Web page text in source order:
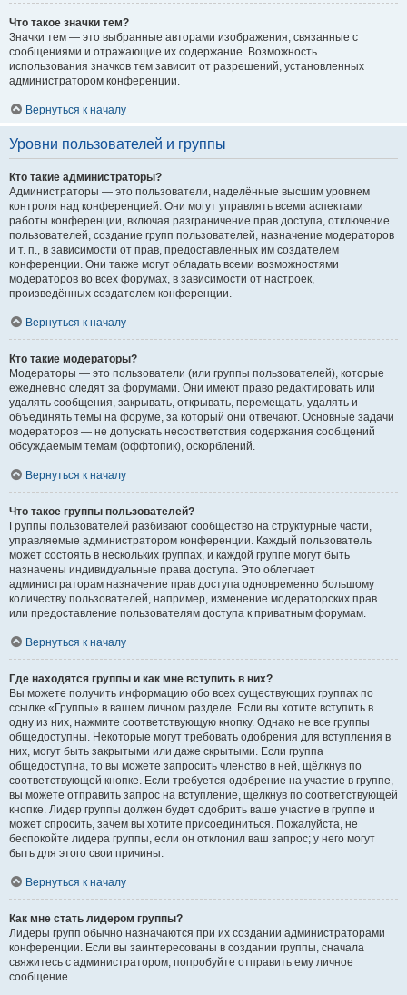
Что такое значки тем?
Значки тем — это выбранные авторами изображения, связанные с
сообщениями и отражающие их содержание. Возможность
использования значков тем зависит от разрешений, установленных
администратором конференции.
Вернуться к началу
Уровни пользователей и группы
Кто такие администраторы?
Администраторы — это пользователи, наделённые высшим уровнем
контроля над конференцией. Они могут управлять всеми аспектами
работы конференции, включая разграничение прав доступа, отключение
пользователей, создание групп пользователей, назначение модераторов
и т. п., в зависимости от прав, предоставленных им создателем
конференции. Они также могут обладать всеми возможностями
модераторов во всех форумах, в зависимости от настроек,
произведённых создателем конференции.
Вернуться к началу
Кто такие модераторы?
Модераторы — это пользователи (или группы пользователей), которые
ежедневно следят за форумами. Они имеют право редактировать или
удалять сообщения, закрывать, открывать, перемещать, удалять и
объединять темы на форуме, за который они отвечают. Основные задачи
модераторов — не допускать несоответствия содержания сообщений
обсуждаемым темам (оффтопик), оскорблений.
Вернуться к началу
Что такое группы пользователей?
Группы пользователей разбивают сообщество на структурные части,
управляемые администратором конференции. Каждый пользователь
может состоять в нескольких группах, и каждой группе могут быть
назначены индивидуальные права доступа. Это облегчает
администраторам назначение прав доступа одновременно большому
количеству пользователей, например, изменение модераторских прав
или предоставление пользователям доступа к приватным форумам.
Вернуться к началу
Где находятся группы и как мне вступить в них?
Вы можете получить информацию обо всех существующих группах по
ссылке «Группы» в вашем личном разделе. Если вы хотите вступить в
одну из них, нажмите соответствующую кнопку. Однако не все группы
общедоступны. Некоторые могут требовать одобрения для вступления в
них, могут быть закрытыми или даже скрытыми. Если группа
общедоступна, то вы можете запросить членство в ней, щёлкнув по
соответствующей кнопке. Если требуется одобрение на участие в группе,
вы можете отправить запрос на вступление, щёлкнув по соответствующей
кнопке. Лидер группы должен будет одобрить ваше участие в группе и
может спросить, зачем вы хотите присоединиться. Пожалуйста, не
беспокойте лидера группы, если он отклонил ваш запрос; у него могут
быть для этого свои причины.
Вернуться к началу
Как мне стать лидером группы?
Лидеры групп обычно назначаются при их создании администраторами
конференции. Если вы заинтересованы в создании группы, сначала
свяжитесь с администратором; попробуйте отправить ему личное
сообщение.